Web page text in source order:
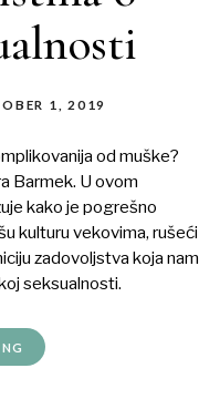
1, 2019
od muške?
Barmek. U ovom
kako je pogrešno
kulturu vekovima, rušeći
zadovoljstva koja nam
seksualnosti.